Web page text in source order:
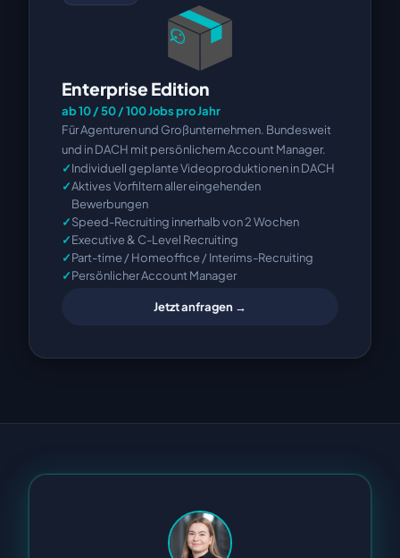
Enterprise Edition
ab 10 / 50 / 100 Jobs pro Jahr
Für Agenturen und Großunternehmen. Bundesweit
und in DACH mit persönlichem Account Manager.
Individuell geplante Videoproduktionen in DACH
Aktives Vorfiltern aller eingehenden
Bewerbungen
Speed-Recruiting innerhalb von 2 Wochen
Executive & C-Level Recruiting
Part-time / Homeoffice / Interims-Recruiting
Persönlicher Account Manager
Jetzt anfragen →